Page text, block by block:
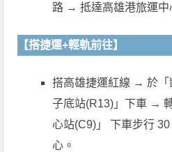
路 → 抵達高雄港旅運中
【搭捷運+輕軌前往】
搭高雄捷運紅線 → 於「
子底站(R13)」下車 →
心站(C9)」 下車步行
心。